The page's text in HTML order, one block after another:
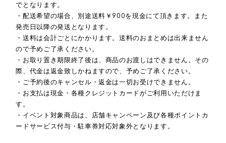
でとなります。
・配送希望の場合、別途送料￥900を現金にて頂きます。また
発売日以降の発送となります。
・送料は会計ごとにかかります。送料のおまとめは出来ません
ので予めご了承ください。
・お取り置き期限終了後は、商品のお渡しはできません。その
際、代金は返金致しかねますので、予めご了承ください。
・ご予約後のキャンセル・返金は一切お受けできません。
・お支払は現金・各種クレジットカードがご利用いただけま
す。
・イベント対象商品は、店舗キャンペーン及び各種ポイントカ
ードサービス付与・駐車券対応対象外となります。